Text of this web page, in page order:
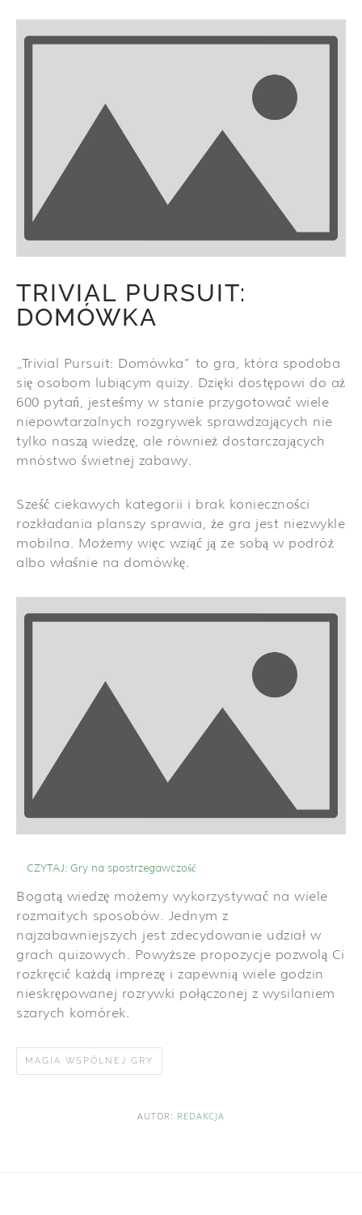
TRIVIAL PURSUIT:
DOMÓWKA
„Trivial Pursuit: Domówka” to gra, która spodoba
się osobom lubiącym quizy. Dzięki dostępowi do aż
600 pytań, jesteśmy w stanie przygotować wiele
niepowtarzalnych rozgrywek sprawdzających nie
tylko naszą wiedzę, ale również dostarczających
mnóstwo świetnej zabawy.
Sześć ciekawych kategorii i brak konieczności
rozkładania planszy sprawia, że gra jest niezwykle
mobilna. Możemy więc wziąć ją ze sobą w podróż
albo właśnie na domówkę.
CZYTAJ: Gry na spostrzegawczość
Bogatą wiedzę możemy wykorzystywać na wiele
rozmaitych sposobów. Jednym z
najzabawniejszych jest zdecydowanie udział w
grach quizowych. Powyższe propozycje pozwolą Ci
rozkręcić każdą imprezę i zapewnią wiele godzin
nieskrępowanej rozrywki połączonej z wysilaniem
szarych komórek.
MAGIA WSPÓLNEJ GRY
AUTOR: REDAKCJA